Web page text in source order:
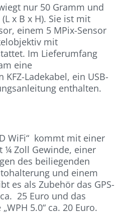
nur 50 Gramm und
x B x H). Sie ist mit
einem 5 MPix-Sensor
mit
Im Lieferumfang
eine
Ladekabel, ein USB-
enthalten.
WiFi“ kommt mit einer
¼ Zoll Gewinde, einer
des beiliegenden
und einem
es als Zubehör das GPS-
25 Euro und das
5.0“ ca. 20 Euro.